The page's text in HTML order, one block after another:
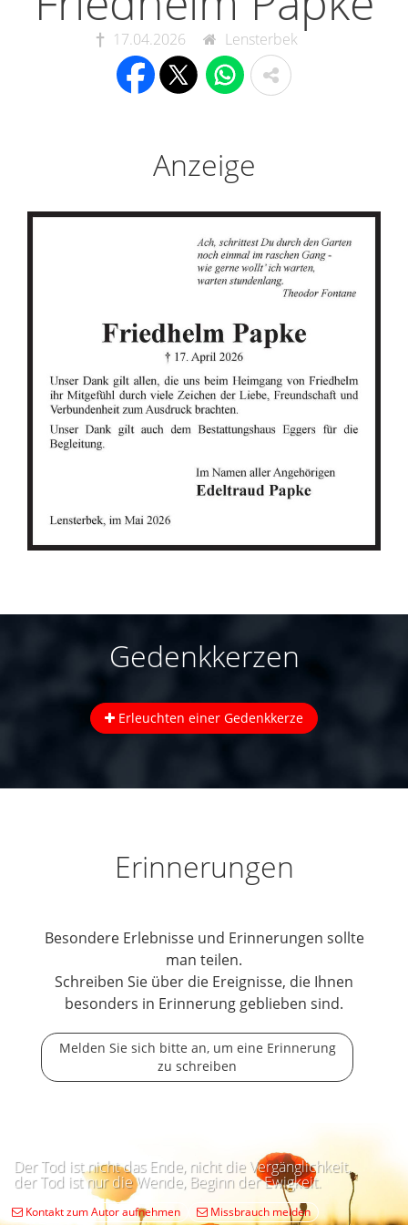
17.04.2026 Lensterbek
Anzeige
Gedenkkerzen
Erleuchten einer Gedenkkerze
Erinnerungen
Besondere Erlebnisse und Erinnerungen sollte
man teilen.
Schreiben Sie über die Ereignisse, die Ihnen
besonders in Erinnerung geblieben sind.
Melden Sie sich bitte an, um eine Erinnerung
zu schreiben
Der Tod ist nicht das Ende, nicht die Vergänglichkeit,
der Tod ist nur die Wende, Beginn der Ewigkeit.
Kontakt zum Autor aufnehmen Missbrauch melden